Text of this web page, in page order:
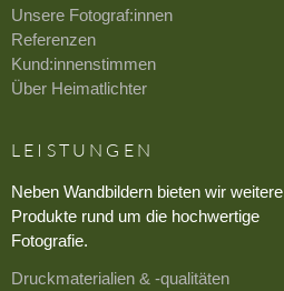
Unsere Fotograf:innen
Referenzen
Kund:innenstimmen
Über Heimatlichter
LEISTUNGEN
Neben Wandbildern bieten wir weitere
Produkte rund um die hochwertige
Fotografie.
Druckmaterialien & -qualitäten